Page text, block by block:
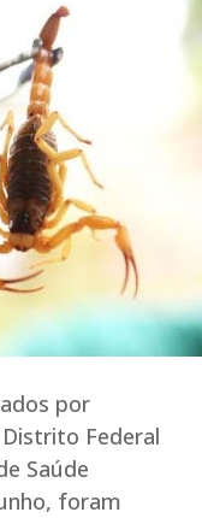
por
Federal
Saúde
foram